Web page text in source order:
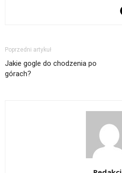
Poprzedni artykuł
Jakie gogle do chodzenia po
górach?